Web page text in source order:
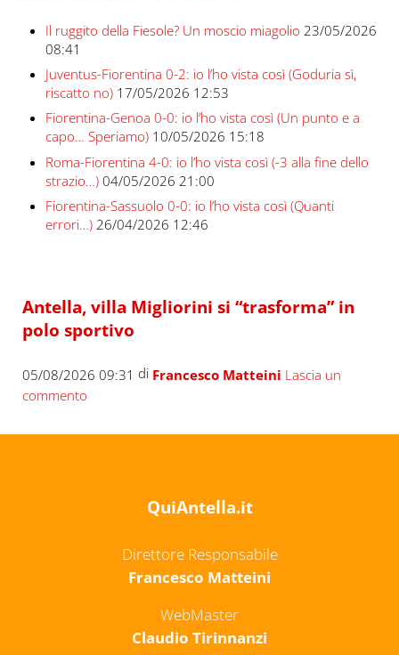
Il ruggito della Fiesole? Un moscio miagolio 23/05/2026
08:41
Juventus-Fiorentina 0-2: io l’ho vista così (Goduria sì,
riscatto no) 17/05/2026 12:53
Fiorentina-Genoa 0-0: io l’ho vista così (Un punto e a
capo… Speriamo) 10/05/2026 15:18
Roma-Fiorentina 4-0: io l’ho vista così (-3 alla fine dello
strazio…) 04/05/2026 21:00
Fiorentina-Sassuolo 0-0: io l’ho vista così (Quanti
errori…) 26/04/2026 12:46
Antella, villa Migliorini si “trasforma” in
polo sportivo
05/08/2026 09:31 di Francesco Matteini Lascia un
commento
QuiAntella.it
Direttore Responsabile
Francesco Matteini
WebMaster
Claudio Tirinnanzi